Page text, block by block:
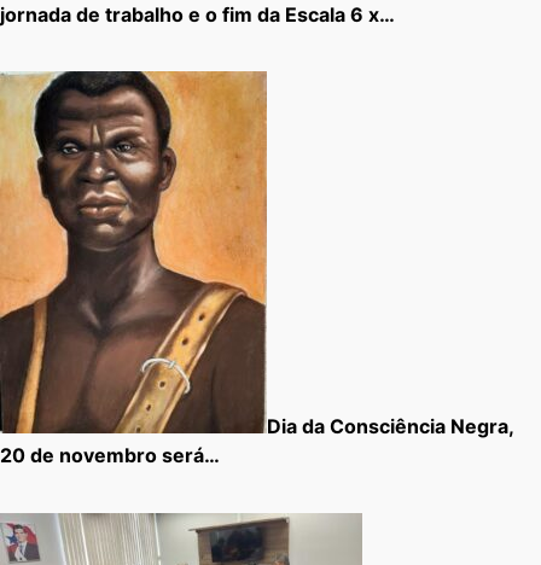
jornada de trabalho e o fim da Escala 6 x…
Dia da Consciência Negra,
20 de novembro será…